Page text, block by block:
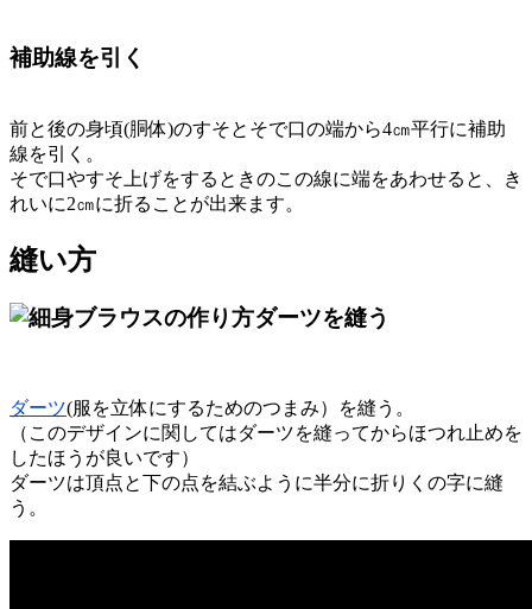
補助線を引く
前と後の身頃(胴体)のすそとそで口の端から4㎝平行に補助
線を引く。
そで口やすそ上げをするときのこの線に端をあわせると、き
れいに2㎝に折ることが出来ます。
縫い方
ダーツを縫う
ダーツ(服を立体にするためのつまみ）を縫う。
（このデザインに関してはダーツを縫ってからほつれ止めを
したほうが良いです）
ダーツは頂点と下の点を結ぶように半分に折りくの字に縫
う。